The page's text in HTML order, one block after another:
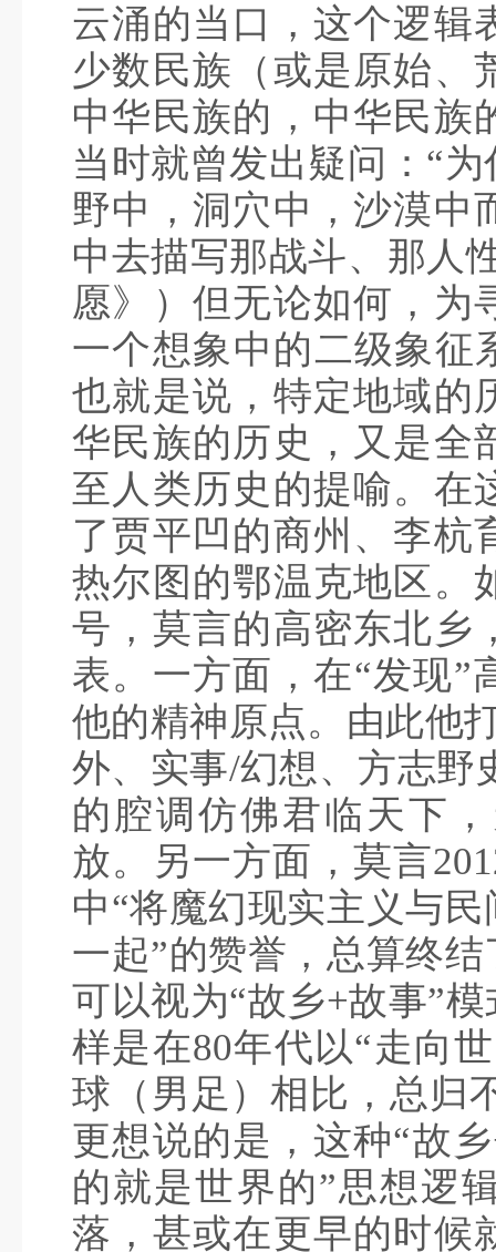
云涌的当口，这个逻辑
少数民族（或是原始、
中华民族的，中华民族
当时就曾发出疑问：“
野中，洞穴中，沙漠中
中去描写那战斗、那人
愿》）但无论如何，为
一个想象中的二级象
也就是说，特定地域的
华民族的历史，又是全
至人类历史的提喻。在
了贾平凹的商州、李杭
热尔图的鄂温克地区。
号，莫言的高密东北乡
表。一方面，在“发现”
他的精神原点。由此他
外、实事/幻想、方志野
的腔调仿佛君临天下
放。另一方面，莫言
中“将魔幻现实主义与
一起”的赞誉，总算终
可以视为“故乡+故事”
样是在80年代以“走向
球（男足）相比，总归
更想说的是，这种“故
的就是世界的”思想逻
落，甚或在更早的时候